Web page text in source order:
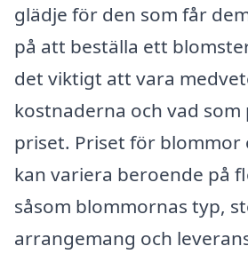
glädje för den som får
på att beställa ett
det viktigt att vara
kostnaderna och vad
priset. Priset för blommor
kan variera beroende på
såsom blommornas typ,
arrangemang och